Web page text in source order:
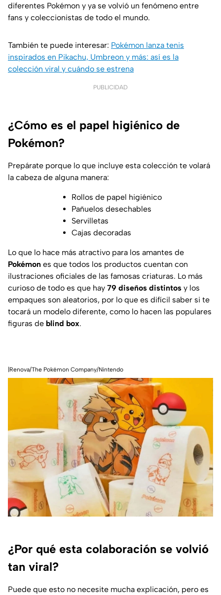
diferentes Pokémon y ya se volvió un fenómeno entre
fans y coleccionistas de todo el mundo.
También te puede interesar: Pokémon lanza tenis
inspirados en Pikachu, Umbreon y más: así es la
colección viral y cuándo se estrena
PUBLICIDAD
¿Cómo es el papel higiénico de
Pokémon?
Prepárate porque lo que incluye esta colección te volará
la cabeza de alguna manera:
Rollos de papel higiénico
Pañuelos desechables
Servilletas
Cajas decoradas
Lo que lo hace más atractivo para los amantes de
Pokémon es que todos los productos cuentan con
ilustraciones oficiales de las famosas criaturas. Lo más
curioso de todo es que hay 79 diseños distintos y los
empaques son aleatorios, por lo que es difícil saber si te
tocará un modelo diferente, como lo hacen las populares
figuras de blind box.
|Renova/The Pokémon Company/Nintendo
¿Por qué esta colaboración se volvió
tan viral?
Puede que esto no necesite mucha explicación, pero es